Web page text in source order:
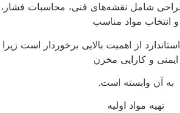
شامل نقشه‌های فنی، محاسبات فشار،
و انتخاب مواد مناسب
از اهمیت بالایی برخوردار است زیرا
ایمنی و کارایی مخزن
به آن وابسته است.
تهیه مواد اولیه